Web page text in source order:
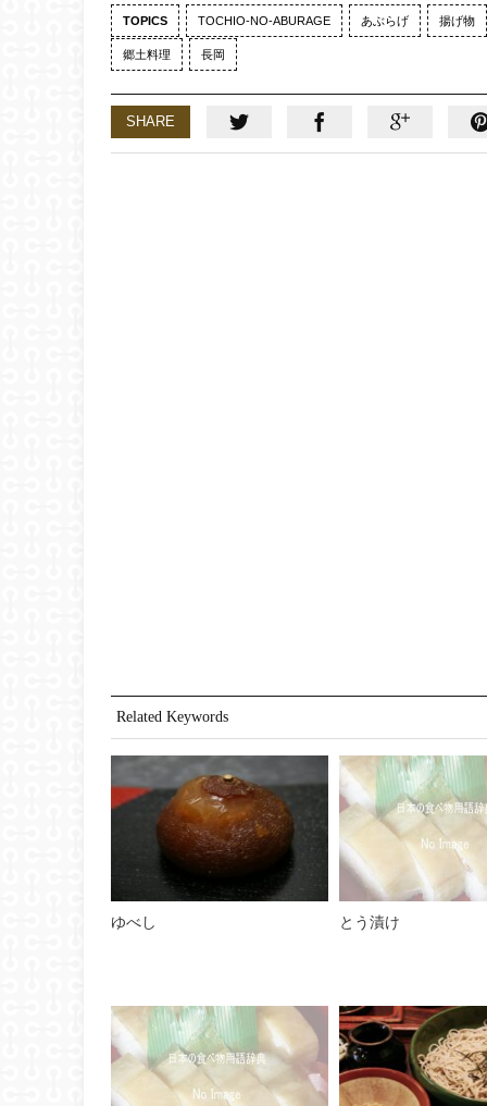
TOPICS TOCHIO-NO-ABURAGE あぶらげ 揚げ物
郷土料理 長岡
SHARE
Related Keywords
ゆべし とう漬け